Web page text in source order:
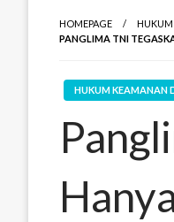
HOMEPAGE
HUKUM
PANGLIMA TNI
HUKUM KEAMANAN